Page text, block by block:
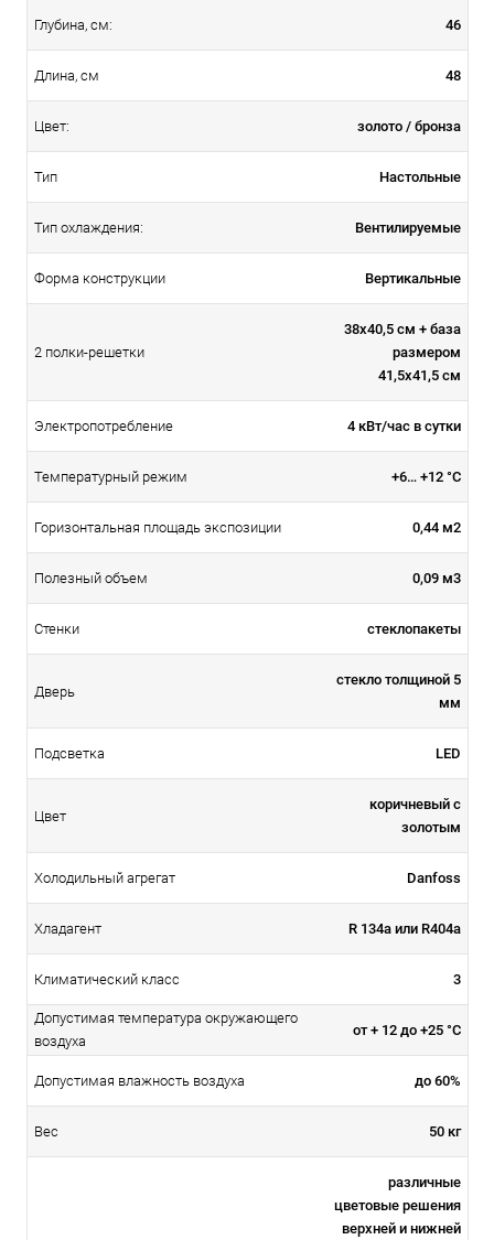
Глубина, см: 46
Длина, см 48
Цвет: золото / бронза
Тип Настольные
Тип охлаждения: Вентилируемые
Форма конструкции Вертикальные
2 полки-решетки
38х40,5 см + база
размером
41,5х41,5 см
Электропотребление 4 кВт/час в сутки
Температурный режим +6… +12 °C
Горизонтальная площадь экспозиции 0,44 м2
Полезный объем 0,09 м3
Стенки стеклопакеты
Дверь
стекло толщиной 5
мм
Подсветка LED
Цвет
коричневый с
золотым
Холодильный агрегат Danfoss
Хладагент R 134а или R404a
Климатический класс 3
Допустимая температура окружающего
воздуха
от + 12 до +25 °С
Допустимая влажность воздуха до 60%
Вес 50 кг
различные
цветовые решения
верхней и нижней